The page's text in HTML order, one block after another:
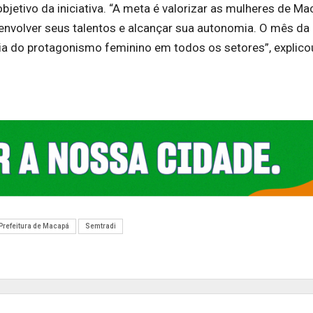
da iniciativa. “A meta é valorizar as mulheres de
seus talentos e alcançar sua autonomia. O mês da
do protagonismo feminino em todos os setores”,
de Macapá Semtradi